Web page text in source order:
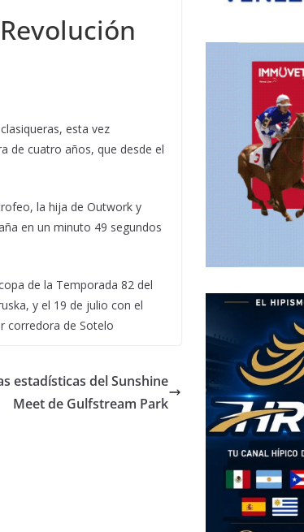
esta vez
de cuatro años, que desde el
la hija de Outwork y
en un minuto 49 segundos
de la Temporada 82 del
y el 19 de julio con el
corredora de Sotelo
estadísticas del Sunshine
Meet de Gulfstream Park